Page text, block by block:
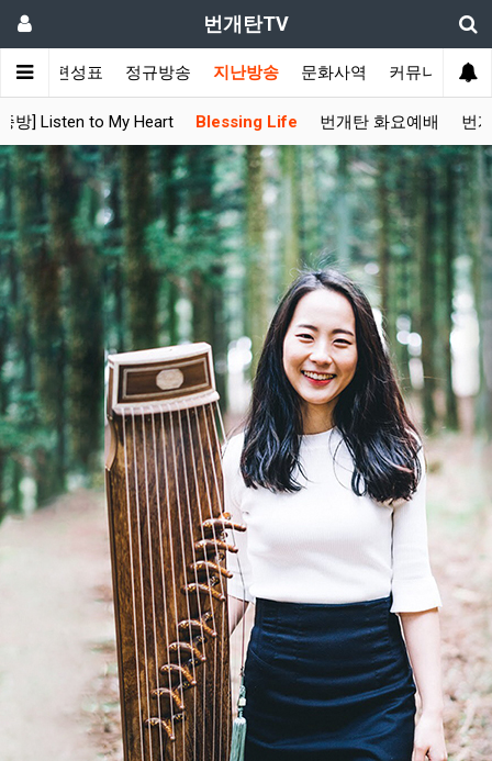
번개탄TV
주간 편성표 정규방송 지난방송 문화사역 커뮤니티
방] Listen to My Heart Blessing Life 번개탄 화요예배 번